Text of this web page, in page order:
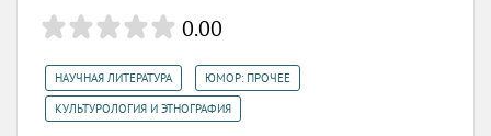
0.00
НАУЧНАЯ ЛИТЕРАТУРА ЮМОР: ПРОЧЕЕ
КУЛЬТУРОЛОГИЯ И ЭТНОГРАФИЯ